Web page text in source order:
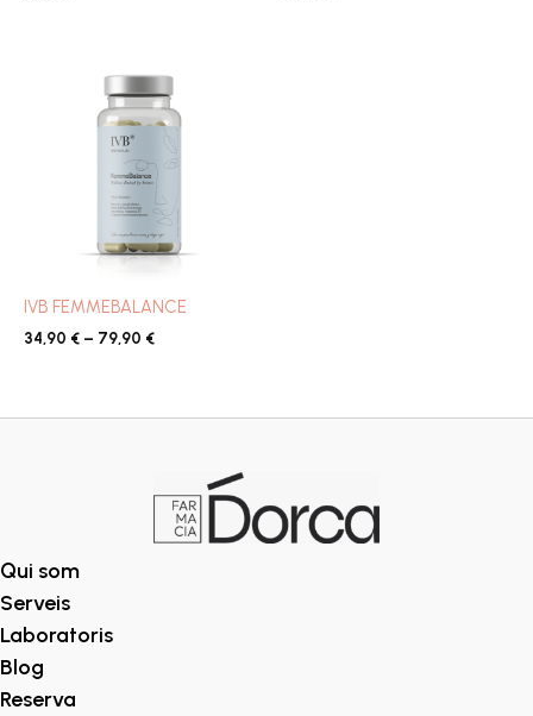
IVB FEMMEBALANCE
34,90 € – 79,90 €
de
preus:
34,90 €
79,90 €
Qui som
Serveis
Laboratoris
Blog
Reserva